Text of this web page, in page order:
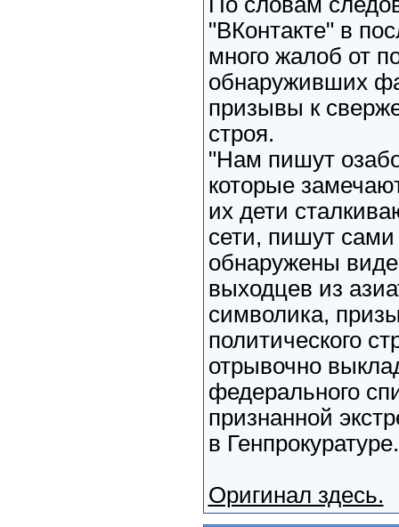
"ВКонтакте" в
много жалоб от
обнаруживших
призывы к
строя.
"Нам пишут
которые
их дети
сети, пишут
обнаружены
выходцев из
символика,
политического
отрывочно
федерального
признанной
в Генпрокуратуре.
Оригинал здесь.